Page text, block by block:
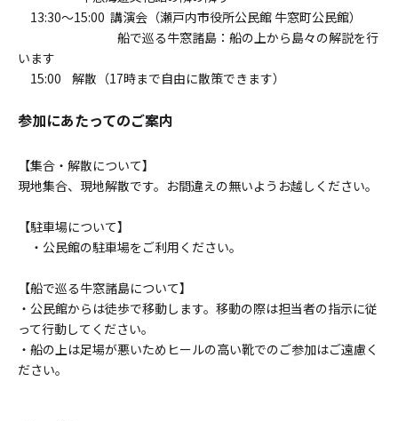
13:30～15:00 講演会（瀬戸内市役所公民館 牛窓町公民館）
船で巡る牛窓諸島：船の上から島々の解説を行
います
15:00 解散（17時まで自由に散策できます）
参加にあたってのご案内
【集合・解散について】
現地集合、現地解散です。お間違えの無いようお越しください。
【駐車場について】
・公民館の駐車場をご利用ください。
【船で巡る牛窓諸島について】
・公民館からは徒歩で移動します。移動の際は担当者の指示に従
って行動してください。
・船の上は足場が悪いためヒールの高い靴でのご参加はご遠慮く
ださい。